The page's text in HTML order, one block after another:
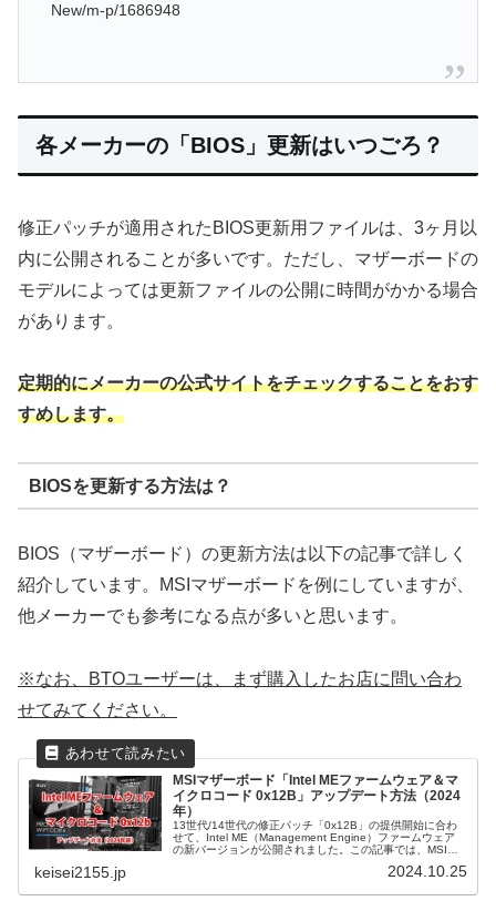
New/m-p/1686948
各メーカーの「BIOS」更新はいつごろ？
修正パッチが適用されたBIOS更新用ファイルは、3ヶ月以
内に公開されることが多いです。ただし、マザーボードの
モデルによっては更新ファイルの公開に時間がかかる場合
があります。
定期的にメーカーの公式サイトをチェックすることをおす
すめします。
BIOSを更新する方法は？
BIOS（マザーボード）の更新方法は以下の記事で詳しく
紹介しています。MSIマザーボードを例にしていますが、
他メーカーでも参考になる点が多いと思います。
※なお、BTOユーザーは、まず購入したお店に問い合わ
せてみてください。
MSIマザーボード「Intel MEファームウェア＆マ
イクロコード 0x12B」アップデート方法（2024
年）
13世代/14世代の修正パッチ「0x12B」の提供開始に合わ
せて、Intel ME（Management Engine）ファームウェア
の新バージョンが公開されました。この記事では、MSIマ
keisei2155.jp 2024.10.25